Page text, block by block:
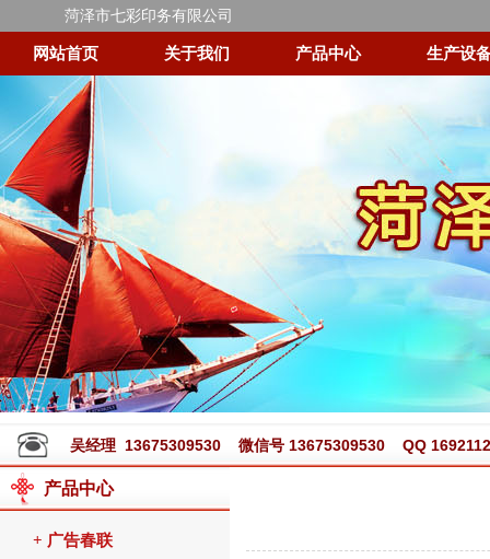
菏泽市七彩印务有限公司
网站首页 关于我们 产品中心 生产设
吴经理 13675309530 微信号 13675309530 QQ
产品中心
+ 广告春联